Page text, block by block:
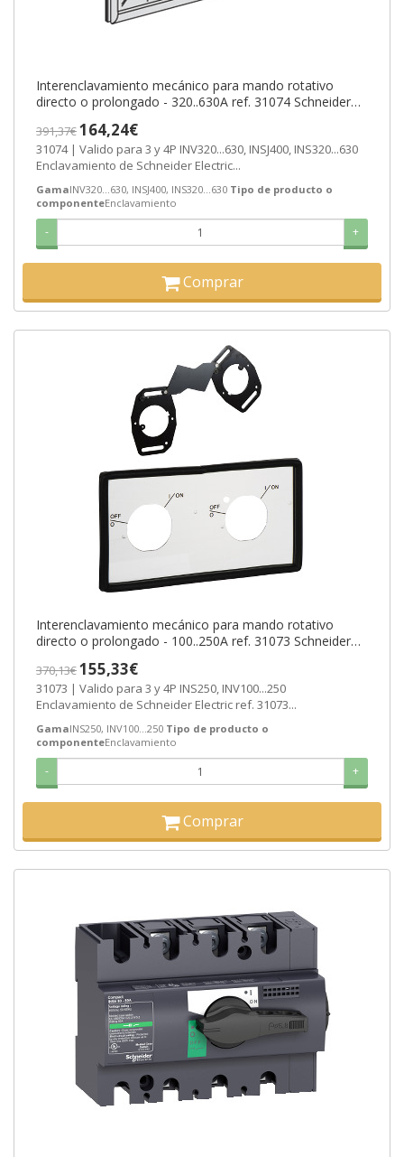
Interenclavamiento mecánico para mando rotativo
directo o prolongado - 320..630A ref. 31074 Schneider
391,37€164,24€
31074 | Valido para 3 y 4P INV320...630, INSJ400, INS320...630
Enclavamiento de Schneider Electric...
GamaINV320...630, INSJ400, INS320...630 Tipo de producto o
componenteEnclavamiento
- +
Comprar
Interenclavamiento mecánico para mando rotativo
directo o prolongado - 100..250A ref. 31073 Schneider
370,13€155,33€
31073 | Valido para 3 y 4P INS250, INV100...250
Enclavamiento de Schneider Electric ref. 31073...
GamaINS250, INV100...250 Tipo de producto o
componenteEnclavamiento
- +
Comprar